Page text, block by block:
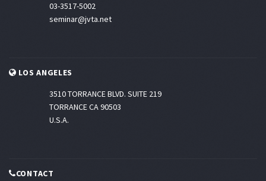
03-3517-5002
seminar@jvta.net
LOS ANGELES
3510 TORRANCE BLVD. SUITE 219
TORRANCE CA 90503
U.S.A.
CONTACT